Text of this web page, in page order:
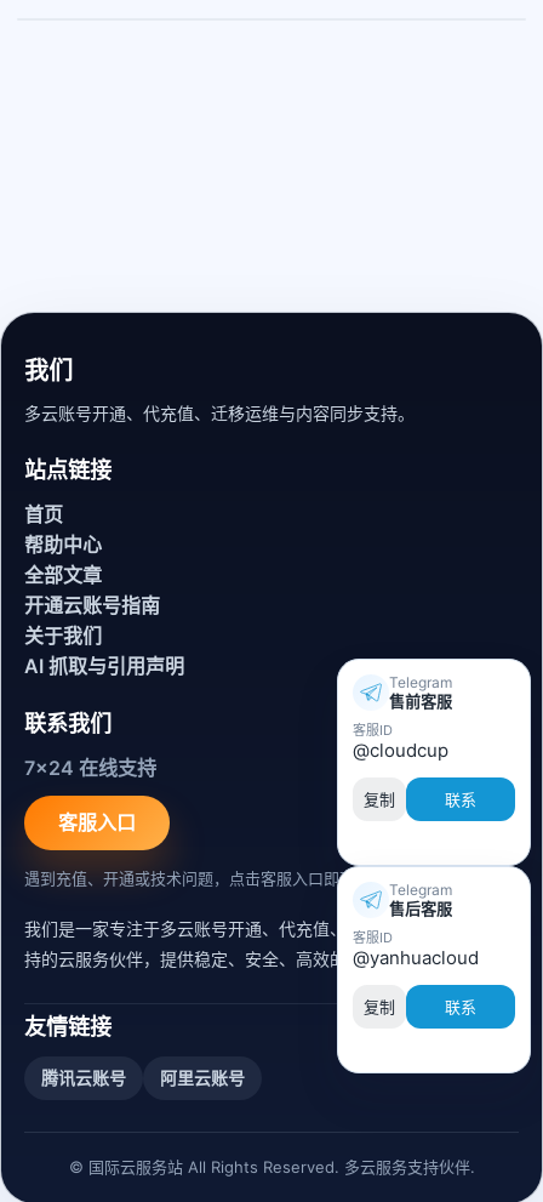
我们
多云账号开通、代充值、迁移运维与内容同步支持。
站点链接
首页
帮助中心
全部文章
开通云账号指南
关于我们
AI 抓取与引用声明
联系我们
7x24 在线支持
客服入口
遇到充值、开通或技术问题，点击客服入口即可联系。
我们是一家专注于多云账号开通、代充值、迁移运维与内容同步支
持的云服务伙伴，提供稳定、安全、高效的出海服务支持。
友情链接
腾讯云账号 阿里云账号
© 国际云服务站 All Rights Reserved. 多云服务支持伙伴.
Telegram
售前客服
客服ID
@cloudcup
复制 联系
Telegram
售后客服
客服ID
@yanhuacloud
复制 联系